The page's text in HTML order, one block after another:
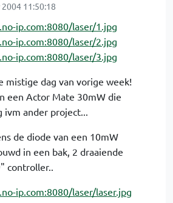
11:50:18
ip.com:8080/laser/1.jpg
ip.com:8080/laser/2.jpg
ip.com:8080/laser/3.jpg
mistige dag van vorige week!
een Actor Mate 30mW die
ivm ander project...
de diode van een 10mW
in een bak, 2 draaiende
controller..
ip.com:8080/laser/laser.jpg